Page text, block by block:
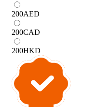
200AED
200CAD
200HKD